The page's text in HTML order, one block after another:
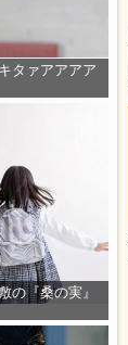
タァアアアア
の『桑の実』